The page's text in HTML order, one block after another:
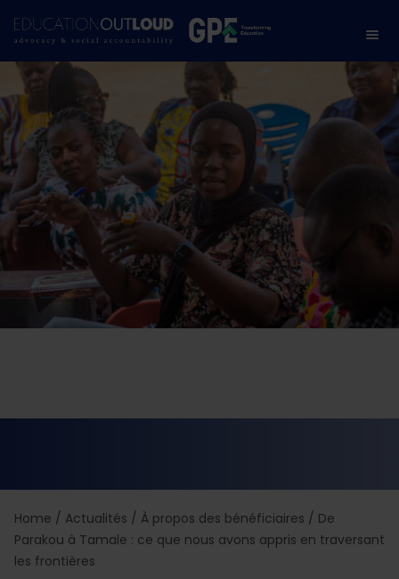
Home / Actualités / À propos des bénéficiaires / De
Parakou à Tamale : ce que nous avons appris en traversant
les frontières